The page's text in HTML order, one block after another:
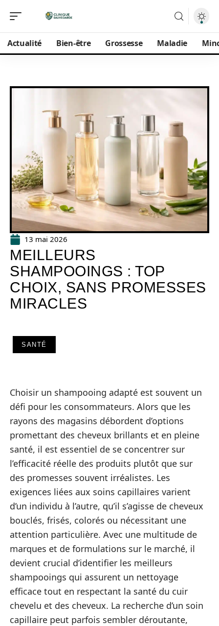
Actualité Bien-être Grossesse Maladie
13 mai 2026
MEILLEURS
SHAMPOOINGS : TOP
CHOIX, SANS PROMESSES
MIRACLES
SANTÉ
Choisir un shampooing adapté est souvent un
défi pour les consommateurs. Alors que les
rayons des magasins débordent d’options
promettant des cheveux brillants et en pleine
santé, il est essentiel de se concentrer sur
l’efficacité réelle des produits plutôt que sur
des promesses souvent irréalistes. Les
exigences liées aux soins capillaires varient
d’un individu à l’autre, qu’il s’agisse de cheveux
bouclés, frisés, colorés ou nécessitant une
attention particulière. Avec une multitude de
marques et de formulations sur le marché, il
devient crucial d’identifier les meilleurs
shampooings qui assurent un nettoyage
efficace tout en respectant la santé du cuir
chevelu et des cheveux. La recherche d’un soin
capillaire peut parfois sembler déroutante,